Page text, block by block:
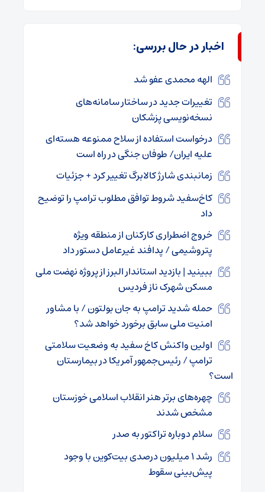
اخبار در حال بررسی:
الهه محمدی عفو شد
تغییرات جدید در ساختار سامانه‌های
نسخه‌نویسی پزشکان
درخواست استفاده از سلاح ممنوعه هسته‌ای
علیه ایران/ طوفان جنگی در راه است
زمانبندی شارژ کالابرگ تغییر کرد + جزئیات
کاخ‌سفید شروط توافق مطلوب ترامپ را توضیح
داد
خروج اضطراری کارکنان از منطقه ویژه
پتروشیمی / پدافند غیرعامل دستور داد
ببینید | بازدید استاندار البرز از پروژه نهضت ملی
مسکن شهرک ناز فردیس
حمله شدید ترامپ به جان بولتون / با مشاور
امنیت ملی سابق برخورد خواهد شد؟
اولین واکنش کاخ سفید به وضعیت سلامتی
ترامپ / رئیس‌جمهور آمریکا در بیمارستان
است؟
چهره‌های برتر هنر انقلاب اسلامی خوزستان
مشخص شدند
سلام دوباره تراکتور به صدر
رشد ۱ میلیون درصدی بیت‌کوین با وجود
پیش‌بینی سقوط